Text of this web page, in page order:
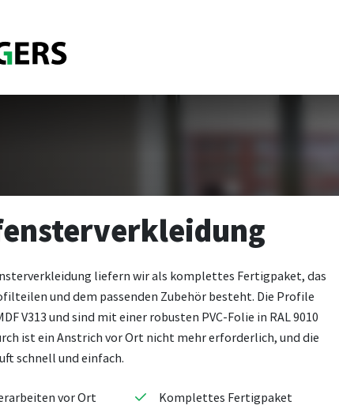
liefern wir als komplettes Fertigpaket, das
und dem passenden Zubehör besteht. Die Profile
V313 und sind mit einer robusten PVC-Folie in RAL 9010
ist ein Anstrich vor Ort nicht mehr erforderlich, und die
schnell und einfach.
vor Ort
Komplettes Fertigpaket